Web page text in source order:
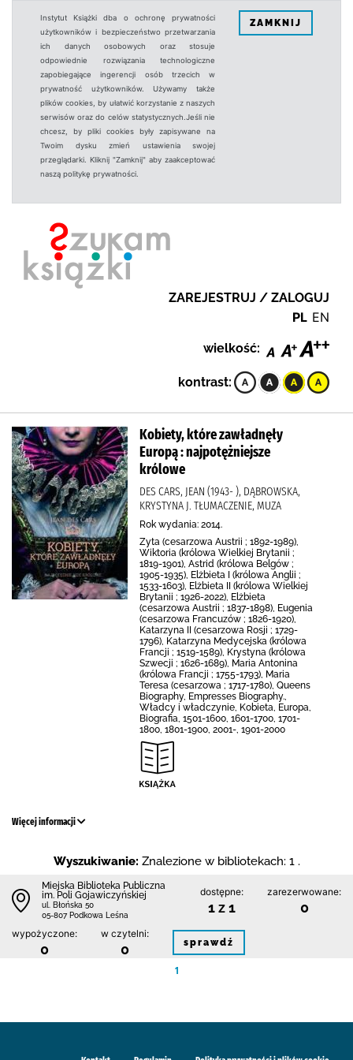
Instytut Książki dba o ochronę prywatności
użytkowników i bezpieczeństwo przetwarzania
ich danych osobowych oraz stosuje
odpowiednie rozwiązania technologiczne
zapobiegające ingerencji osób trzecich w
prywatność użytkowników. Używamy także
plików cookies, by ułatwić korzystanie z naszych
serwisów oraz do celów statystycznych.Jeśli nie
chcesz, by pliki cookies były zapisywane na
Twoim dysku zmień ustawienia swojej
przeglądarki. Kliknij "Zamknij" aby zaakceptować
naszą politykę prywatności.
ZAMKNIJ
ZAREJESTRUJ / ZALOGUJ
PL EN
wielkość:
kontrast:
Kobiety, które zawładnęły
Europą : najpotężniejsze
królowe
DES CARS, JEAN (1943- ), DĄBROWSKA,
KRYSTYNA J. TŁUMACZENIE, MUZA
Rok wydania: 2014.
Zyta (cesarzowa Austrii ; 1892-1989),
Wiktoria (królowa Wielkiej Brytanii ;
1819-1901), Astrid (królowa Belgów ;
1905-1935), Elżbieta I (królowa Anglii ;
1533-1603), Elżbieta II (królowa Wielkiej
Brytanii ; 1926-2022), Elżbieta
(cesarzowa Austrii ; 1837-1898), Eugenia
(cesarzowa Francuzów ; 1826-1920),
Katarzyna II (cesarzowa Rosji ; 1729-
1796), Katarzyna Medycejska (królowa
Francji ; 1519-1589), Krystyna (królowa
Szwecji ; 1626-1689), Maria Antonina
(królowa Francji ; 1755-1793), Maria
Teresa (cesarzowa ; 1717-1780), Queens
Biography, Empresses Biography.,
Władcy i władczynie, Kobieta, Europa,
Biografia, 1501-1600, 1601-1700, 1701-
1800, 1801-1900, 2001-, 1901-2000
Więcej informacji
Wyszukiwanie: Znalezione w bibliotekach: 1 .
Miejska Biblioteka Publiczna
im. Poli Gojawiczyńskiej
ul. Błońska 50
05-807 Podkowa Leśna
dostępne:
1 z 1
zarezerwowane:
0
wypożyczone:
0
w czytelni:
0 sprawdź
1